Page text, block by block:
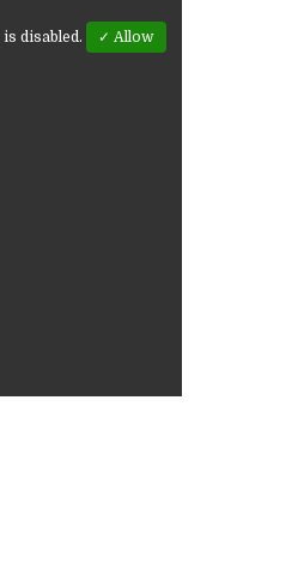
disabled. ✓ Allow